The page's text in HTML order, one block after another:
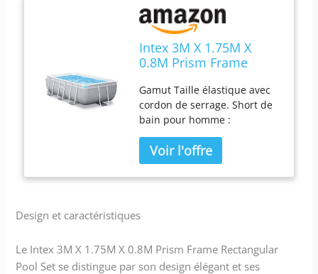
Intex 3M X 1.75M X
0.8M Prism Frame
Gamut Taille élastique avec
cordon de serrage. Short de
bain pour homme :
Design et caractéristiques
Le Intex 3M X 1.75M X 0.8M Prism Frame Rectangular
Pool Set se distingue par son design élégant et ses